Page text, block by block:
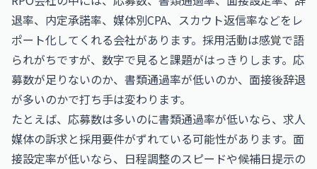
退率、内定承諾率、媒体別CPA、スカウト返信率などをレ
ポート化してくれる会社があります。採用活動は感覚で語
られがちですが、数字で見ると課題がはっきりします。応
募数が足りないのか、書類通過率が低いのか、面接後辞退
が多いのかで打ち手は変わります。
たとえば、応募数は多いのに書類通過率が低いなら、求人
媒体の訴求と採用要件がずれている可能性があります。面
接設定率が低いなら、日程調整のスピードや候補日提示の